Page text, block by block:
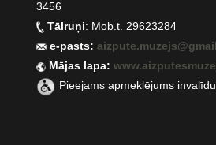
3456
Tālruņi: Mob.t. 29623284
e-pasts:
Mājas lapa:
Pieejams apmeklējums